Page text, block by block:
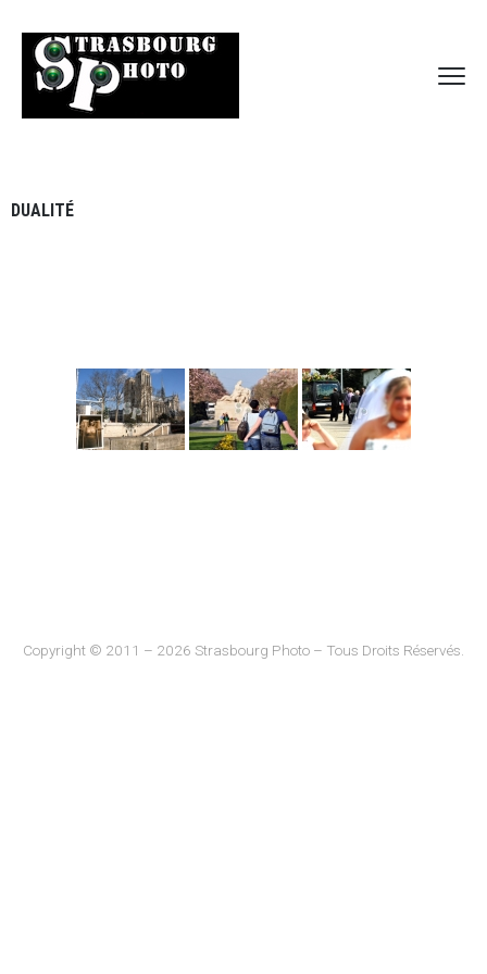
DUALITÉ
Copyright © 2011 – 2026 Strasbourg Photo – Tous Droits Réservés.